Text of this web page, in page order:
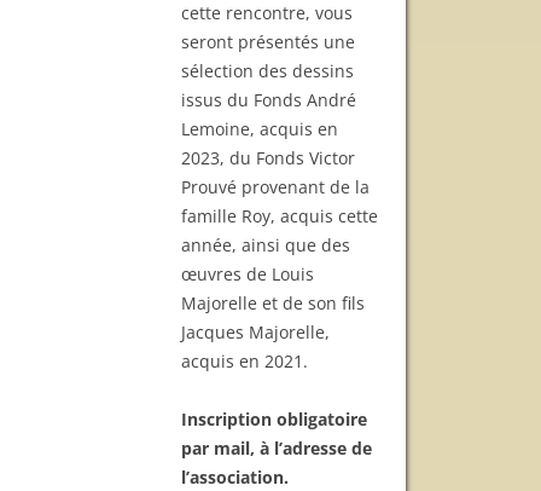
cette rencontre, vous
seront présentés une
sélection des dessins
issus du Fonds André
Lemoine, acquis en
2023, du Fonds Victor
Prouvé provenant de la
famille Roy, acquis cette
année, ainsi que des
œuvres de Louis
Majorelle et de son fils
Jacques Majorelle,
acquis en 2021.
Inscription obligatoire
par mail, à l’adresse de
l’association.